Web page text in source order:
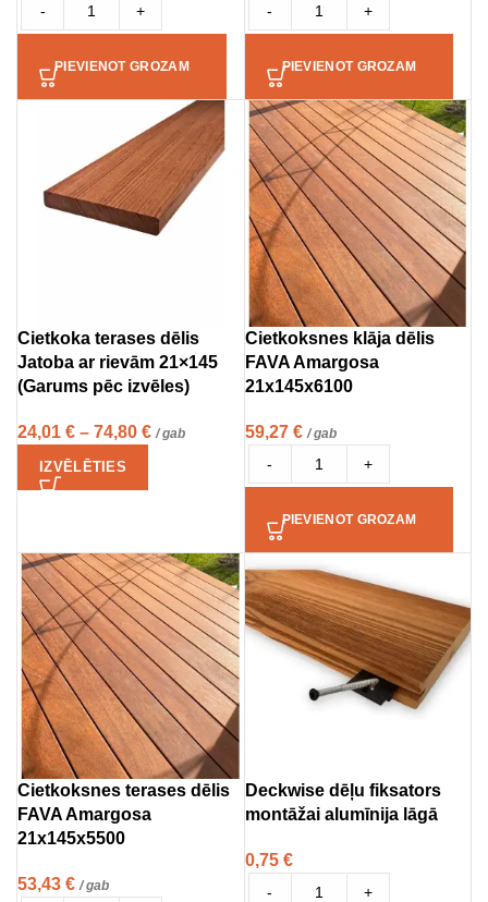
- +
PIEVIENOT GROZAM
- +
PIEVIENOT GROZAM
Cietkoka terases dēlis
Jatoba ar rievām 21×145
(Garums pēc izvēles)
24,01 € – 74,80 € / gab
IZVĒLĒTIES
Cietkoksnes klāja dēlis
FAVA Amargosa
21x145x6100
59,27 € / gab
- +
PIEVIENOT GROZAM
Cietkoksnes terases dēlis
FAVA Amargosa
21x145x5500
53,43 € / gab
Deckwise dēļu fiksators
montāžai alumīnija lāgā
0,75 €
- +